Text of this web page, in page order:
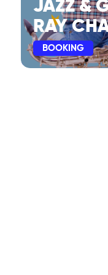
JAZZ &
RAY
BOOKING